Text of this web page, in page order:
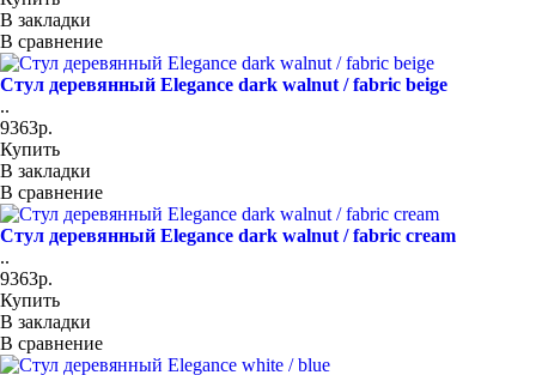
В закладки
В сравнение
Стул деревянный Elegance dark walnut / fabric beige
..
9363р.
Купить
В закладки
В сравнение
Стул деревянный Elegance dark walnut / fabric cream
..
9363р.
Купить
В закладки
В сравнение